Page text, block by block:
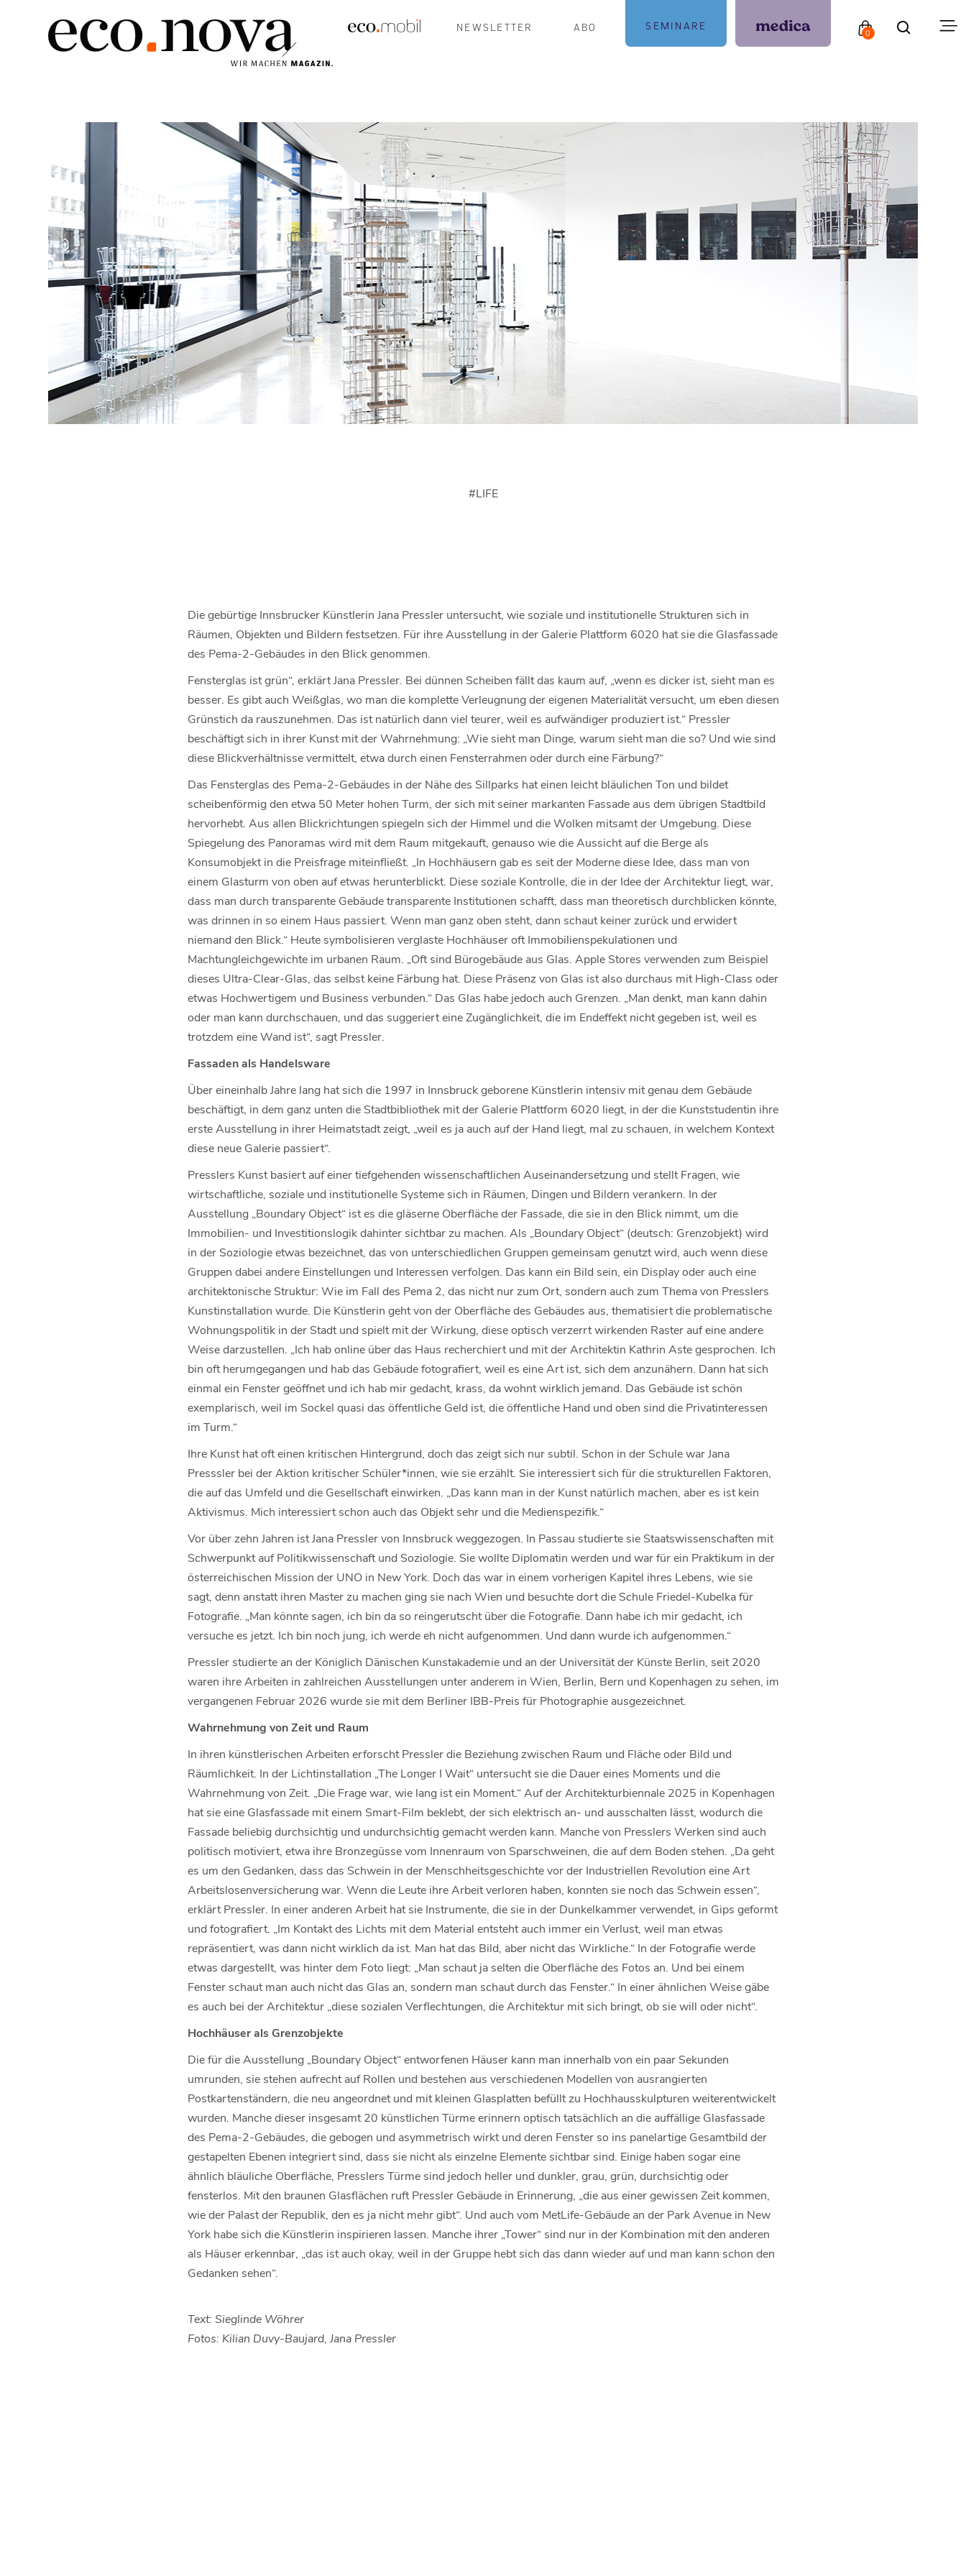
NEWSLETTER ABO SEMINARE
0
#LIFE
Die gebürtige Innsbrucker Künstlerin Jana Pressler untersucht, wie soziale und institutionelle Strukturen sich in
Räumen, Objekten und Bildern festsetzen. Für ihre Ausstellung in der Galerie Plattform 6020 hat sie die Glasfassade
des Pema-2-Gebäudes in den Blick genommen.
Fensterglas ist grün“, erklärt Jana Pressler. Bei dünnen Scheiben fällt das kaum auf, „wenn es dicker ist, sieht man es
besser. Es gibt auch Weißglas, wo man die komplette Verleugnung der eigenen Materialität versucht, um eben diesen
Grünstich da rauszunehmen. Das ist natürlich dann viel teurer, weil es aufwändiger produziert ist.“ Pressler
beschäftigt sich in ihrer Kunst mit der Wahrnehmung: „Wie sieht man Dinge, warum sieht man die so? Und wie sind
diese Blickverhältnisse vermittelt, etwa durch einen Fensterrahmen oder durch eine Färbung?“
Das Fensterglas des Pema-2-Gebäudes in der Nähe des Sillparks hat einen leicht bläulichen Ton und bildet
scheibenförmig den etwa 50 Meter hohen Turm, der sich mit seiner markanten Fassade aus dem übrigen Stadtbild
hervorhebt. Aus allen Blickrichtungen spiegeln sich der Himmel und die Wolken mitsamt der Umgebung. Diese
Spiegelung des Panoramas wird mit dem Raum mitgekauft, genauso wie die Aussicht auf die Berge als
Konsumobjekt in die Preisfrage miteinfließt. „In Hochhäusern gab es seit der Moderne diese Idee, dass man von
einem Glasturm von oben auf etwas herunterblickt. Diese soziale Kontrolle, die in der Idee der Architektur liegt, war,
dass man durch transparente Gebäude transparente Institutionen schafft, dass man theoretisch durchblicken könnte,
was drinnen in so einem Haus passiert. Wenn man ganz oben steht, dann schaut keiner zurück und erwidert
niemand den Blick.“ Heute symbolisieren verglaste Hochhäuser oft Immobilienspekulationen und
Machtungleichgewichte im urbanen Raum. „Oft sind Bürogebäude aus Glas. Apple Stores verwenden zum Beispiel
dieses Ultra-Clear-Glas, das selbst keine Färbung hat. Diese Präsenz von Glas ist also durchaus mit High-Class oder
etwas Hochwertigem und Business verbunden.“ Das Glas habe jedoch auch Grenzen. „Man denkt, man kann dahin
oder man kann durchschauen, und das suggeriert eine Zugänglichkeit, die im Endeffekt nicht gegeben ist, weil es
trotzdem eine Wand ist“, sagt Pressler.
Fassaden als Handelsware
Über eineinhalb Jahre lang hat sich die 1997 in Innsbruck geborene Künstlerin intensiv mit genau dem Gebäude
beschäftigt, in dem ganz unten die Stadtbibliothek mit der Galerie Plattform 6020 liegt, in der die Kunststudentin ihre
erste Ausstellung in ihrer Heimatstadt zeigt, „weil es ja auch auf der Hand liegt, mal zu schauen, in welchem Kontext
diese neue Galerie passiert“.
Presslers Kunst basiert auf einer tiefgehenden wissenschaftlichen Auseinandersetzung und stellt Fragen, wie
wirtschaftliche, soziale und institutionelle Systeme sich in Räumen, Dingen und Bildern verankern. In der
Ausstellung „Boundary Object“ ist es die gläserne Oberfläche der Fassade, die sie in den Blick nimmt, um die
Immobilien- und Investitionslogik dahinter sichtbar zu machen. Als „Boundary Object“ (deutsch: Grenzobjekt) wird
in der Soziologie etwas bezeichnet, das von unterschiedlichen Gruppen gemeinsam genutzt wird, auch wenn diese
Gruppen dabei andere Einstellungen und Interessen verfolgen. Das kann ein Bild sein, ein Display oder auch eine
architektonische Struktur: Wie im Fall des Pema 2, das nicht nur zum Ort, sondern auch zum Thema von Presslers
Kunstinstallation wurde. Die Künstlerin geht von der Oberfläche des Gebäudes aus, thematisiert die problematische
Wohnungspolitik in der Stadt und spielt mit der Wirkung, diese optisch verzerrt wirkenden Raster auf eine andere
Weise darzustellen. „Ich hab online über das Haus recherchiert und mit der Architektin Kathrin Aste gesprochen. Ich
bin oft herumgegangen und hab das Gebäude fotografiert, weil es eine Art ist, sich dem anzunähern. Dann hat sich
einmal ein Fenster geöffnet und ich hab mir gedacht, krass, da wohnt wirklich jemand. Das Gebäude ist schön
exemplarisch, weil im Sockel quasi das öffentliche Geld ist, die öffentliche Hand und oben sind die Privatinteressen
im Turm.“
Ihre Kunst hat oft einen kritischen Hintergrund, doch das zeigt sich nur subtil. Schon in der Schule war Jana
Presssler bei der Aktion kritischer Schüler*innen, wie sie erzählt. Sie interessiert sich für die strukturellen Faktoren,
die auf das Umfeld und die Gesellschaft einwirken. „Das kann man in der Kunst natürlich machen, aber es ist kein
Aktivismus. Mich interessiert schon auch das Objekt sehr und die Medienspezifik.“
Vor über zehn Jahren ist Jana Pressler von Innsbruck weggezogen. In Passau studierte sie Staatswissenschaften mit
Schwerpunkt auf Politikwissenschaft und Soziologie. Sie wollte Diplomatin werden und war für ein Praktikum in der
österreichischen Mission der UNO in New York. Doch das war in einem vorherigen Kapitel ihres Lebens, wie sie
sagt, denn anstatt ihren Master zu machen ging sie nach Wien und besuchte dort die Schule Friedel-Kubelka für
Fotografie. „Man könnte sagen, ich bin da so reingerutscht über die Fotografie. Dann habe ich mir gedacht, ich
versuche es jetzt. Ich bin noch jung, ich werde eh nicht aufgenommen. Und dann wurde ich aufgenommen.“
Pressler studierte an der Königlich Dänischen Kunstakademie und an der Universität der Künste Berlin, seit 2020
waren ihre Arbeiten in zahlreichen Ausstellungen unter anderem in Wien, Berlin, Bern und Kopenhagen zu sehen, im
vergangenen Februar 2026 wurde sie mit dem Berliner IBB-Preis für Photographie ausgezeichnet.
Wahrnehmung von Zeit und Raum
In ihren künstlerischen Arbeiten erforscht Pressler die Beziehung zwischen Raum und Fläche oder Bild und
Räumlichkeit. In der Lichtinstallation „The Longer I Wait“ untersucht sie die Dauer eines Moments und die
Wahrnehmung von Zeit. „Die Frage war, wie lang ist ein Moment.“ Auf der Architekturbiennale 2025 in Kopenhagen
hat sie eine Glasfassade mit einem Smart-Film beklebt, der sich elektrisch an- und ausschalten lässt, wodurch die
Fassade beliebig durchsichtig und undurchsichtig gemacht werden kann. Manche von Presslers Werken sind auch
politisch motiviert, etwa ihre Bronzegüsse vom Innenraum von Sparschweinen, die auf dem Boden stehen. „Da geht
es um den Gedanken, dass das Schwein in der Menschheitsgeschichte vor der Industriellen Revolution eine Art
Arbeitslosenversicherung war. Wenn die Leute ihre Arbeit verloren haben, konnten sie noch das Schwein essen“,
erklärt Pressler. In einer anderen Arbeit hat sie Instrumente, die sie in der Dunkelkammer verwendet, in Gips geformt
und fotografiert. „Im Kontakt des Lichts mit dem Material entsteht auch immer ein Verlust, weil man etwas
repräsentiert, was dann nicht wirklich da ist. Man hat das Bild, aber nicht das Wirkliche.“ In der Fotografie werde
etwas dargestellt, was hinter dem Foto liegt: „Man schaut ja selten die Oberfläche des Fotos an. Und bei einem
Fenster schaut man auch nicht das Glas an, sondern man schaut durch das Fenster.“ In einer ähnlichen Weise gäbe
es auch bei der Architektur „diese sozialen Verflechtungen, die Architektur mit sich bringt, ob sie will oder nicht“.
Hochhäuser als Grenzobjekte
Die für die Ausstellung „Boundary Object“ entworfenen Häuser kann man innerhalb von ein paar Sekunden
umrunden, sie stehen aufrecht auf Rollen und bestehen aus verschiedenen Modellen von ausrangierten
Postkartenständern, die neu angeordnet und mit kleinen Glasplatten befüllt zu Hochhausskulpturen weiterentwickelt
wurden. Manche dieser insgesamt 20 künstlichen Türme erinnern optisch tatsächlich an die auffällige Glasfassade
des Pema-2-Gebäudes, die gebogen und asymmetrisch wirkt und deren Fenster so ins panelartige Gesamtbild der
gestapelten Ebenen integriert sind, dass sie nicht als einzelne Elemente sichtbar sind. Einige haben sogar eine
ähnlich bläuliche Oberfläche, Presslers Türme sind jedoch heller und dunkler, grau, grün, durchsichtig oder
fensterlos. Mit den braunen Glasflächen ruft Pressler Gebäude in Erinnerung, „die aus einer gewissen Zeit kommen,
wie der Palast der Republik, den es ja nicht mehr gibt“. Und auch vom MetLife-Gebäude an der Park Avenue in New
York habe sich die Künstlerin inspirieren lassen. Manche ihrer „Tower“ sind nur in der Kombination mit den anderen
als Häuser erkennbar, „das ist auch okay, weil in der Gruppe hebt sich das dann wieder auf und man kann schon den
Gedanken sehen“.
Text: Sieglinde Wöhrer
Fotos: Kilian Duvy-Baujard, Jana Pressler